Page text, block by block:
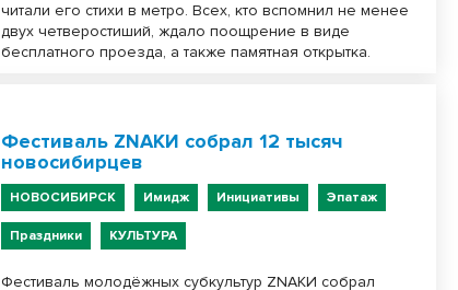
читали его стихи в метро. Всех, кто вспомнил не менее
двух четверостиший, ждало поощрение в виде
бесплатного проезда, а также памятная открытка.
Фестиваль ZNAKИ собрал 12 тысяч
новосибирцев
НОВОСИБИРСК Имидж Инициативы Эпатаж
Праздники КУЛЬТУРА
Фестиваль молодёжных субкультур ZNAKИ собрал